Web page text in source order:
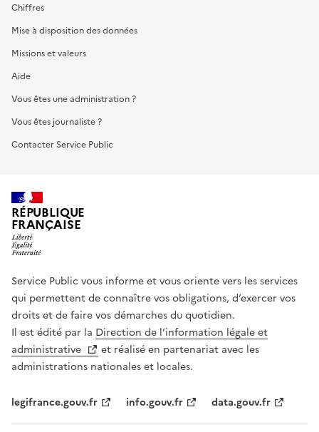
Chiffres
Mise à disposition des données
Missions et valeurs
Aide
Vous êtes une administration ?
Vous êtes journaliste ?
Contacter Service Public
RÉPUBLIQUE
FRANÇAISE
Service Public vous informe et vous oriente vers les services
qui permettent de connaître vos obligations, d’exercer vos
droits et de faire vos démarches du quotidien.
Il est édité par la Direction de l’information légale et
administrative
et réalisé en partenariat avec les
administrations nationales et locales.
legifrance.gouv.fr info.gouv.fr data.gouv.fr